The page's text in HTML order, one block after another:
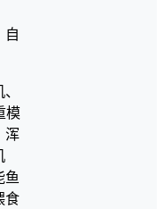
自
模
浑
鱼
食